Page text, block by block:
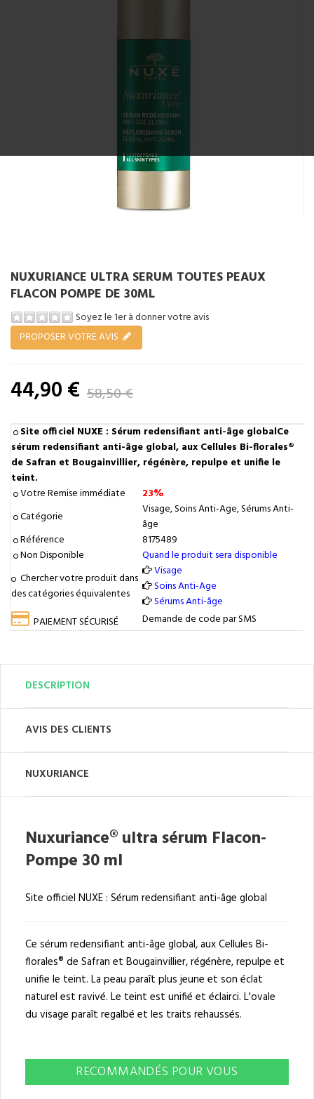
NUXURIANCE ULTRA SERUM TOUTES PEAUX
FLACON POMPE DE 30ML
Soyez le 1er à donner votre avis
PROPOSER VOTRE AVIS
44,90 € 58,50 €
Site officiel NUXE : Sérum redensifiant anti-âge globalCe
sérum redensifiant anti-âge global, aux Cellules Bi-florales®
de Safran et Bougainvillier, régénère, repulpe et unifie le
teint.
Votre Remise immédiate
23%
Catégorie
Visage, Soins Anti-Age, Sérums Anti-
âge
Référence
8175489
Non Disponible
Quand le produit sera disponible
Chercher votre produit dans
des catégories équivalentes
Visage
Soins Anti-Age
Sérums Anti-âge
PAIEMENT SÉCURISÉ
Demande de code par SMS
DESCRIPTION
AVIS DES CLIENTS
NUXURIANCE
Nuxuriance® ultra sérum Flacon-
Pompe 30 ml
Site officiel NUXE : Sérum redensifiant anti-âge global
Ce sérum redensifiant anti-âge global, aux Cellules Bi-
florales® de Safran et Bougainvillier, régénère, repulpe et
unifie le teint. La peau paraît plus jeune et son éclat
naturel est ravivé. Le teint est unifié et éclairci. L'ovale
du visage paraît regalbé et les traits rehaussés.
RECOMMANDÉS POUR VOUS